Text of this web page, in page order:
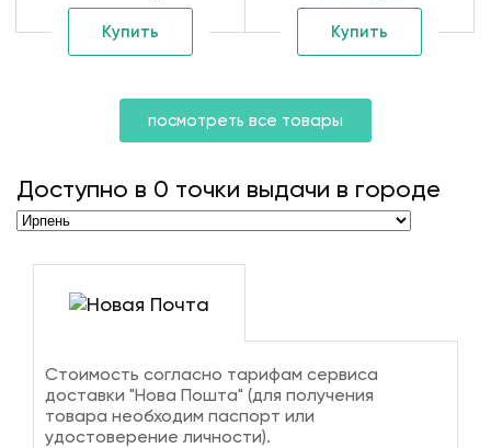
Купить Купить
посмотреть все товары
Доступно в 0 точки выдачи в городе
Стоимость согласно тарифам сервиса
доставки "Нова Пошта" (для получения
товара необходим паспорт или
удостоверение личности).